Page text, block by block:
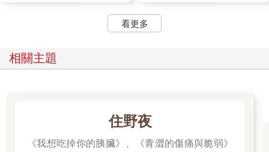
看更多
相關主題
住野夜
《我想吃掉你的胰臟》、《青澀的傷痛與脆弱》